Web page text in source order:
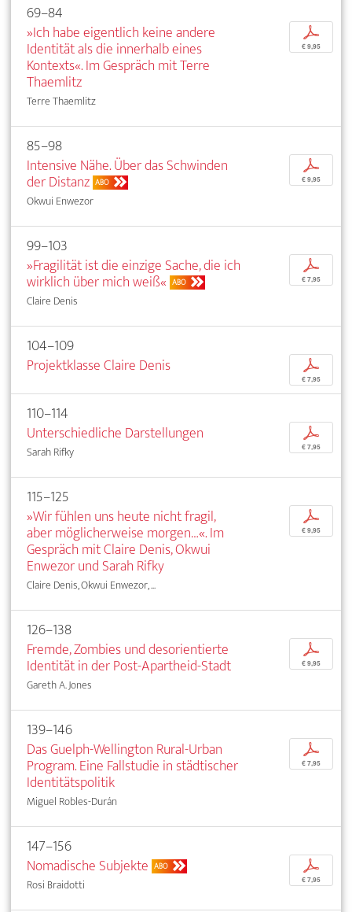
69–84
»Ich habe eigentlich keine andere
Identität als die innerhalb eines
Kontexts«. Im Gespräch mit Terre
Thaemlitz
Terre Thaemlitz
p
€ 9,95
85–98
Intensive Nähe. Über das Schwinden
der Distanz ABO
Okwui Enwezor
p
€ 9,95
99–103
»Fragilität ist die einzige Sache, die ich
wirklich über mich weiß« ABO
Claire Denis
p
€ 7,95
104–109
Projektklasse Claire Denis
p
€ 7,95
110–114
Unterschiedliche Darstellungen
Sarah Rifky
p
€ 7,95
115–125
»Wir fühlen uns heute nicht fragil,
aber möglicherweise morgen…«. Im
Gespräch mit Claire Denis, Okwui
Enwezor und Sarah Rifky
Claire Denis, Okwui Enwezor, ...
p
€ 9,95
126–138
Fremde, Zombies und desorientierte
Identität in der Post-Apartheid-Stadt
Gareth A. Jones
p
€ 9,95
139–146
Das Guelph-Wellington Rural-Urban
Program. Eine Fallstudie in städtischer
Identitätspolitik
Miguel Robles-Durán
p
€ 7,95
147–156
Nomadische Subjekte ABO
Rosi Braidotti
p
€ 7,95